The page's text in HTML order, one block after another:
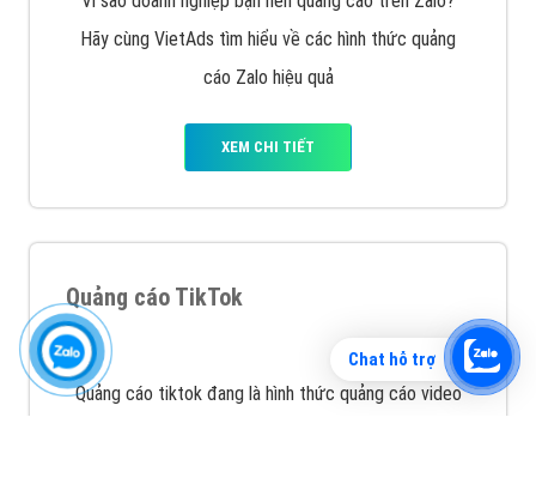
Chat hỗ trợ
Vì sao doanh nghiệp bạn nên quảng cáo trên Zalo?
Hãy cùng VietAds tìm hiểu về các hình thức quảng
cáo Zalo hiệu quả